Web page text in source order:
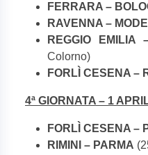
FERRARA –
RAVENNA –
REGGIO EMILIA
Colorno)
FORLÌ CESENA –
4ª GIORNATA – 1
FORLÌ CESENA –
RIMINI – PARMA